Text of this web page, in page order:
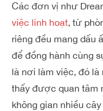
Các đơn vị như
việc linh hoạt, từ
riêng đều mang dấu
để đồng hành cùng
là nơi làm việc, đó
thấy được quan tâm
không gian nhiều